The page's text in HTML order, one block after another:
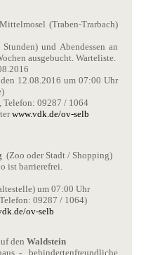
(Traben-Trarbach)
und Abendessen an
ausgebucht. Warteliste.
12.08.2016 um 07:00 Uhr
Telefon: 09287 / 1064
www.vdk.de/ov-selb
(Zoo oder Stadt / Shopping)
ist barrierefrei.
um 07:00 Uhr
09287 / 1064)
ov-selb
den Waldstein
- behindertenfreundliche